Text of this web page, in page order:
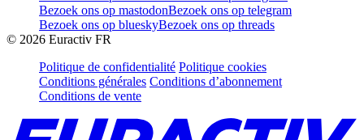
Bezoek ons op mastodonBezoek ons op telegram
Bezoek ons op blueskyBezoek ons op threads
© 2026 Euractiv FR
Politique de confidentialité Politique cookies
Conditions générales Conditions d’abonnement
Conditions de vente